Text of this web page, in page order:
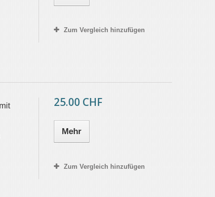
Zum Vergleich hinzufügen
25.00 CHF
Mehr
Zum Vergleich hinzufügen